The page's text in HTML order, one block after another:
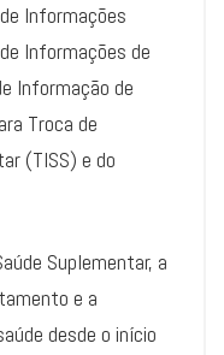
Informações
Informações de
Informação de
Troca de
(TISS) e do
Suplementar, a
e a
desde o início